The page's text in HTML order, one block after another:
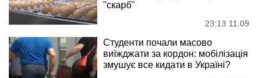
"скарб"
23:13 11.09
Студенти почали масово
виїжджати за кордон: мобілізація
змушує все кидати в Україні?